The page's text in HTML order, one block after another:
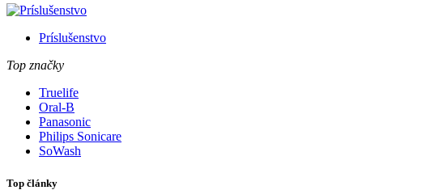
Príslušenstvo
Top značky
Truelife
Oral-B
Panasonic
Philips Sonicare
SoWash
Top články